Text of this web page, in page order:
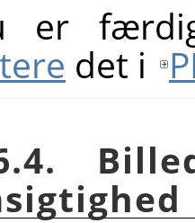
er
det i